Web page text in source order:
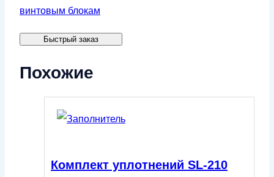
подшипников
RA-
133
винтовым блокам
Быстрый заказ
Похожие
Комплект уплотнений SL-210